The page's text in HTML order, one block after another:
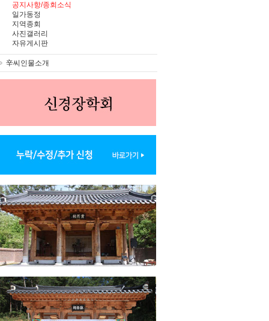
공지사항/종회소식
일가동정
지역종회
사진갤러리
자유게시판
辛씨인물소개